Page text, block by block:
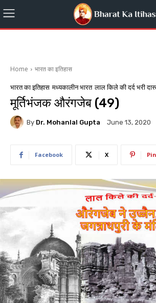
Home भारत का इतिहास
भारत का इतिहास मध्यकालीन भारत लाल किले की दर्द भरी
मूर्तिभंजक औरंगजेब (49)
By Dr. Mohanlal Gupta June 13, 2020
Facebook X